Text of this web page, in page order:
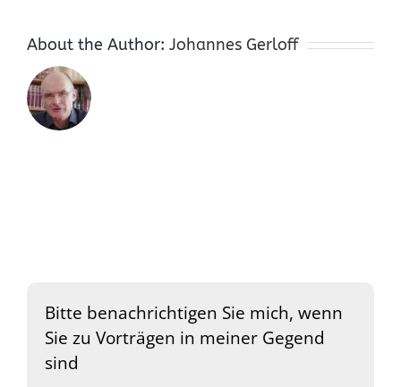
About the Author: Johannes Gerloff
Bitte benachrichtigen Sie mich, wenn
Sie zu Vorträgen in meiner Gegend
sind